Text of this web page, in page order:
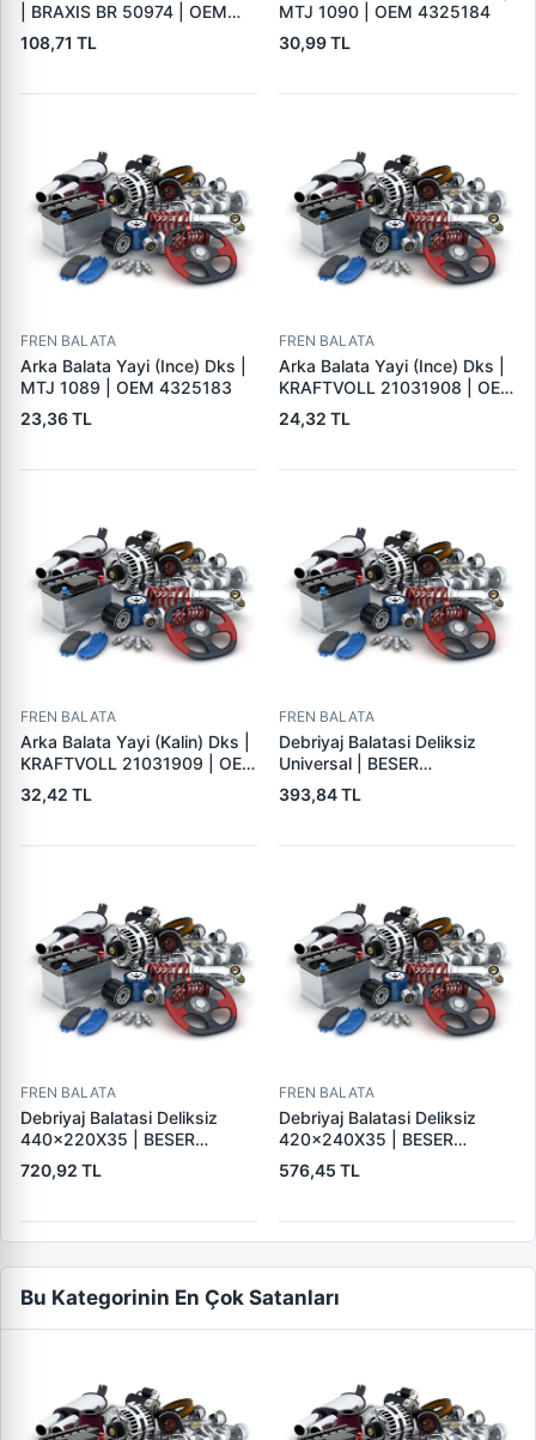
| BRAXIS BR 50974 | OEM
BALATA SPREYI
108,71 TL
MTJ 1090 | OEM 4325184
30,99 TL
FREN BALATA
Arka Balata Yayi (Ince) Dks |
MTJ 1089 | OEM 4325183
23,36 TL
FREN BALATA
Arka Balata Yayi (Ince) Dks |
KRAFTVOLL 21031908 | OEM
4325183
24,32 TL
FREN BALATA
Arka Balata Yayi (Kalin) Dks |
KRAFTVOLL 21031909 | OEM
4325184
32,42 TL
FREN BALATA
Debriyaj Balatasi Deliksiz
Universal | BESER
325X200X4
393,84 TL
FREN BALATA
Debriyaj Balatasi Deliksiz
440×220X35 | BESER
440X220X35
720,92 TL
FREN BALATA
Debriyaj Balatasi Deliksiz
420×240X35 | BESER
420X240X35
576,45 TL
Bu Kategorinin En Çok Satanları